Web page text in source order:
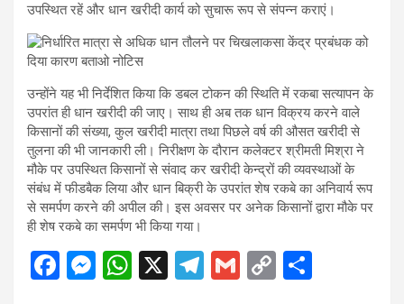
उपस्थित रहें और धान खरीदी कार्य को सुचारू रूप से संपन्न कराएं।
उन्होंने यह भी निर्देशित किया कि डबल टोकन की स्थिति में रकबा सत्यापन के
उपरांत ही धान खरीदी की जाए। साथ ही अब तक धान विक्रय करने वाले
किसानों की संख्या, कुल खरीदी मात्रा तथा पिछले वर्ष की औसत खरीदी से
तुलना की भी जानकारी ली। निरीक्षण के दौरान कलेक्टर श्रीमती मिश्रा ने
मौके पर उपस्थित किसानों से संवाद कर खरीदी केन्द्रों की व्यवस्थाओं के
संबंध में फीडबैक लिया और धान बिक्री के उपरांत शेष रकबे का अनिवार्य रूप
से समर्पण करने की अपील की। इस अवसर पर अनेक किसानों द्वारा मौके पर
ही शेष रकबे का समर्पण भी किया गया।
F
M W X
T
G
C